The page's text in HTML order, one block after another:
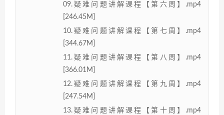
09.疑难问题讲解课程【第六周】.mp4
[246.45M]
10.疑难问题讲解课程【第七周】.mp4
[344.67M]
11.疑难问题讲解课程【第八周】.mp4
[366.01M]
12.疑难问题讲解课程【第九周】.mp4
[247.54M]
13.疑难问题讲解课程【第十周】.mp4